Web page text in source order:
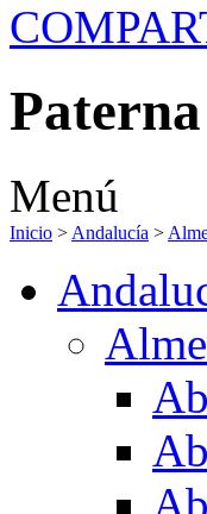
Menú
Inicio > Andalucía >